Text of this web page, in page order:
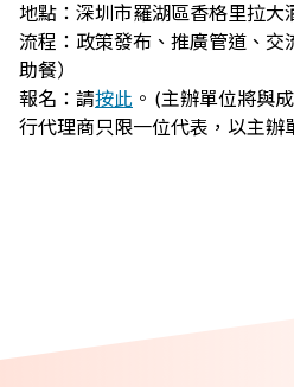
地點：深圳市羅湖區香格里拉大
流程：政策發布、推廣管道、交
助餐）
報名：請按此 。 (主辦單位將與
行代理商只限一位代表，以主辦